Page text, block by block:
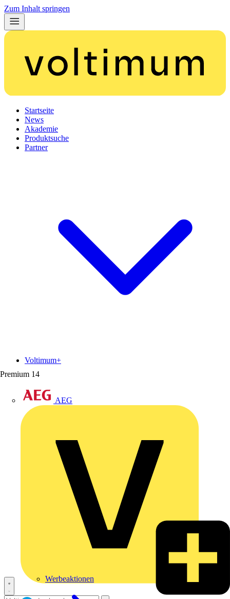
Zum Inhalt springen
Startseite
News
Akademie
Produktsuche
Partner
Premium 14
AEG
Voltimum+
Werbeaktionen